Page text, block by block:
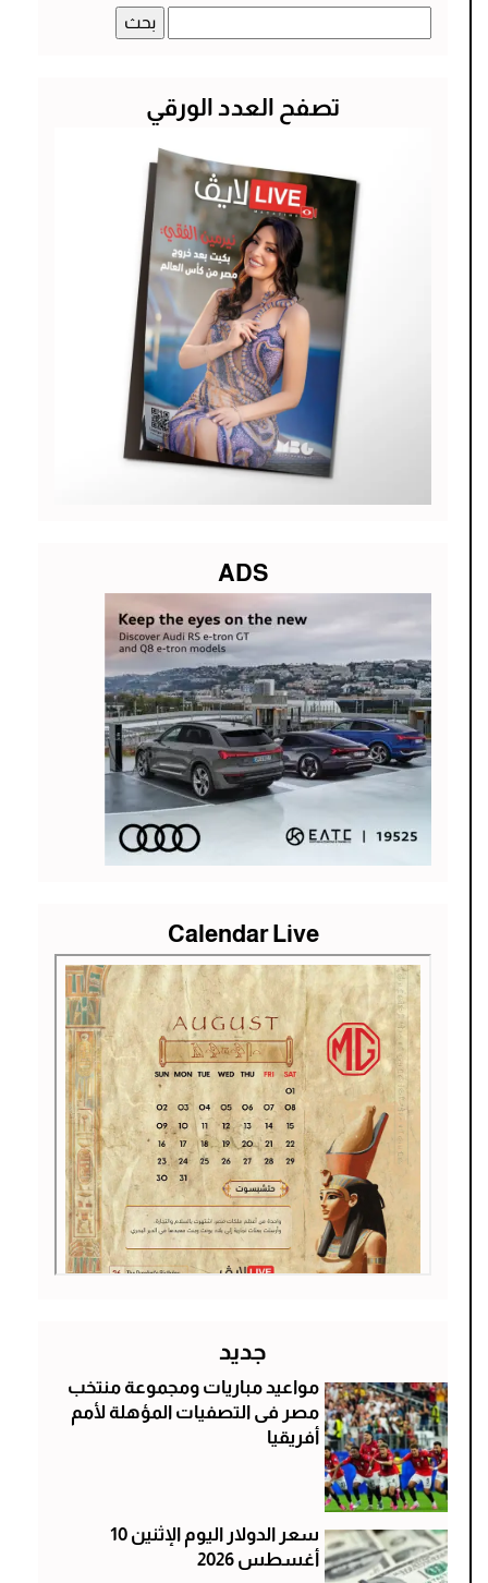
عن:
تصفح العدد الورقي
ADS
Calendar Live
جديد
مواعيد مباريات ومجموعة منتخب
مصر فى التصفيات المؤهلة لأمم
أفريقيا
سعر الدولار اليوم الإثنين 10
أغسطس 2026